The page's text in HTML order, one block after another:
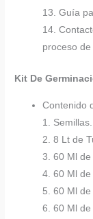
13. Guía
14.
proceso
Kit De
Contenido
1. Semillas.
2. 8 Lt de
3. 60 Ml de
4. 60 Ml de
5. 60 Ml de
6. 60 Ml de